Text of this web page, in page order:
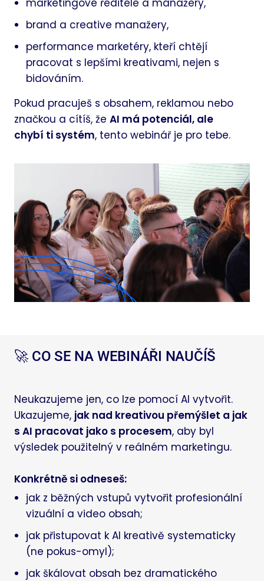
marketingové ředitele a manažery,
brand a creative manažery,
performance marketéry, kteří chtějí
pracovat s lepšími kreativami, nejen s
bidováním.
Pokud pracuješ s obsahem, reklamou nebo
značkou a cítíš, žeAI má potenciál, ale
chybí ti systém, tento webinář je pro tebe.
🚀 CO SE NA WEBINÁŘI NAUČÍŠ
Neukazujeme jen, co lze pomocí AI vytvořit.
Ukazujeme, jak nad kreativou přemýšlet a jak
s AI pracovat jako s procesem, aby byl
výsledek použitelný v reálném marketingu.
Konkrétně si odneseš:
jak z běžných vstupů vytvořit profesionální
vizuální a video obsah;
jak přistupovat k AI kreativě systematicky
(ne pokus-omyl);
jak škálovat obsah bez dramatického